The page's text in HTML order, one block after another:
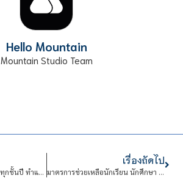
Hello Mountain
Mountain Studio Team
ขอให้นักเรียน นักศึกษา ทุกชั้นปี ทำแบบสำรวจแพ็กเกจอินเทอร์เน็ตบนเครือข่ายโทรศัพท์มือถือ เตรียมความพร้อมเรียนออนไลน์
เรื่องถัดไป
มาตรการช่วยเหลือนักเรียน นักศึกษา อันเนื่องจากการแพร่ระบาดของเชื้อไวรัส COVID-19